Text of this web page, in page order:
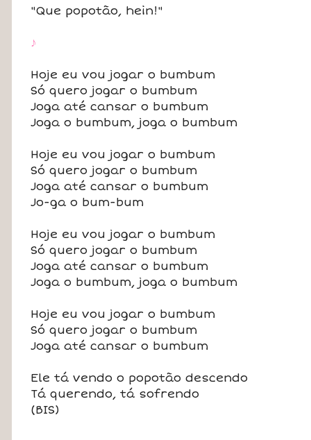
"Que popotão, hein!"
♪
Hoje eu vou jogar o bumbum
Só quero jogar o bumbum
Joga até cansar o bumbum
Joga o bumbum, joga o bumbum
Hoje eu vou jogar o bumbum
Só quero jogar o bumbum
Joga até cansar o bumbum
Jo-ga o bum-bum
Hoje eu vou jogar o bumbum
Só quero jogar o bumbum
Joga até cansar o bumbum
Joga o bumbum, joga o bumbum
Hoje eu vou jogar o bumbum
Só quero jogar o bumbum
Joga até cansar o bumbum
Ele tá vendo o popotão descendo
Tá querendo, tá sofrendo
(BIS)